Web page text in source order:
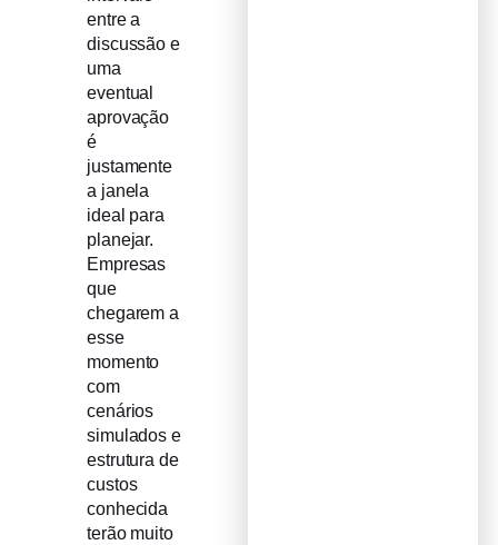
entre a
discussão e
uma
eventual
aprovação
é
justamente
a janela
ideal para
planejar.
Empresas
que
chegarem a
esse
momento
com
cenários
simulados e
estrutura de
custos
conhecida
terão muito